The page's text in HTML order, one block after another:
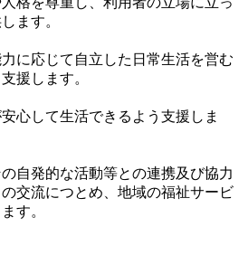
ます。
に応じて自立した日常生活を営む
援します。
心して生活できるよう支援しま
自発的な活動等との連携及び協力
交流につとめ、地域の福祉サービ
す。